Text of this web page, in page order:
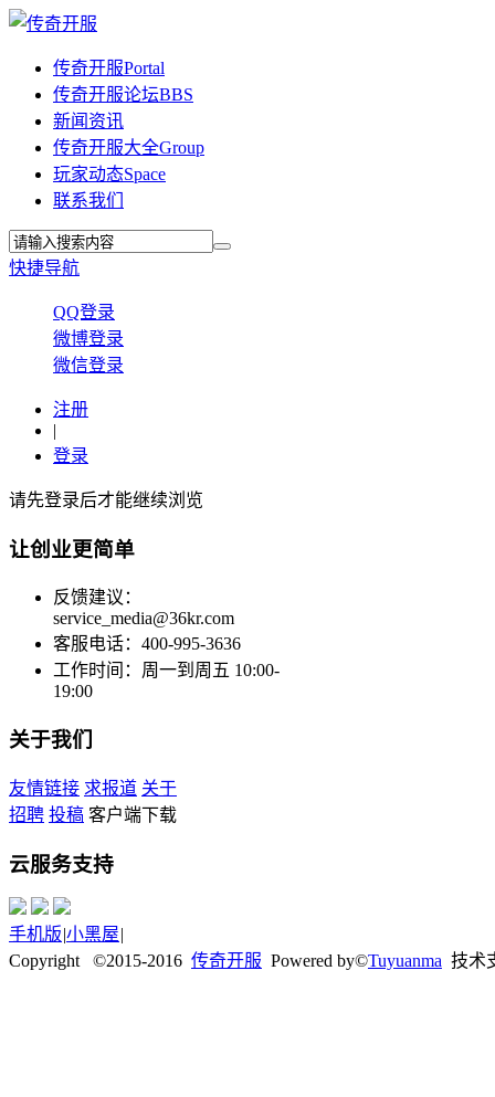
传奇开服Portal
传奇开服论坛BBS
新闻资讯
传奇开服大全Group
玩家动态Space
联系我们
快捷导航
QQ登录
微博登录
微信登录
注册
|
登录
请先登录后才能继续浏览
让创业更简单
反馈建议：
service_media@36kr.com
客服电话：400-995-3636
工作时间：周一到周五 10:00-
19:00
关于我们
友情链接 求报道 关于
招聘 投稿 客户端下载
云服务支持
手机版|小黑屋|
Copyright ©2015-2016 传奇开服 Powered by©Tuyuanma 技术